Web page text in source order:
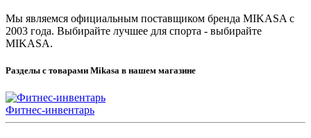
Мы являемся официальным поставщиком бренда MIKASA с
2003 года. Выбирайте лучшее для спорта - выбирайте
MIKASA.
Разделы с товарами Mikasa в нашем магазине
Фитнес-инвентарь